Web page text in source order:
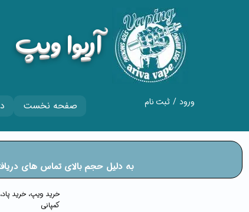
صفحه نخست ورود / ثبت نام
​آریوا ویپ
​​خرید ویپ، خرید
کمپانی
​​​​​​​به دلیل حجم بالای تماس های